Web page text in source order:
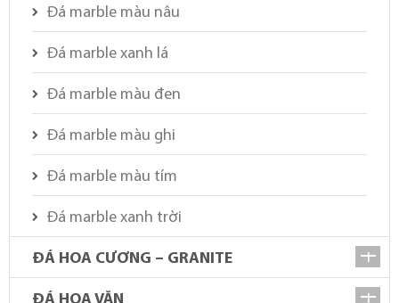
Đá marble màu nâu
Đá marble xanh lá
Đá marble màu đen
Đá marble màu ghi
Đá marble màu tím
Đá marble xanh trời
ĐÁ HOA CƯƠNG – GRANITE